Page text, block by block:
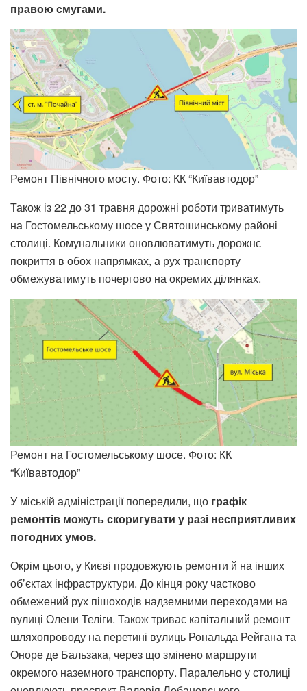
правою смугами.
Ремонт Північного мосту. Фото: КК “Київавтодор”
Також із 22 до 31 травня дорожні роботи триватимуть
на Гостомельському шосе у Святошинському районі
столиці. Комунальники оновлюватимуть дорожнє
покриття в обох напрямках, а рух транспорту
обмежуватимуть почергово на окремих ділянках.
Ремонт на Гостомельському шосе. Фото: КК
“Київавтодор”
У міській адміністрації попередили, що графік
ремонтів можуть скоригувати у разі несприятливих
погодних умов.
Окрім цього, у Києві продовжують ремонти й на інших
об’єктах інфраструктури. До кінця року частково
обмежений рух пішоходів надземними переходами на
вулиці Олени Теліги. Також триває капітальний ремонт
шляхопроводу на перетині вулиць Рональда Рейгана та
Оноре де Бальзака, через що змінено маршрути
окремого наземного транспорту. Паралельно у столиці